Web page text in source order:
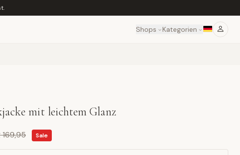
Shops Kategorien
mit leichtem Glanz
169,95 Sale